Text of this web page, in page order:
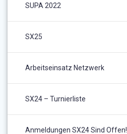
SUPA 2022
SX25
Arbeitseinsatz Netzwerk
SX24 – Turnierliste
Anmeldungen SX24 Sind Offen!